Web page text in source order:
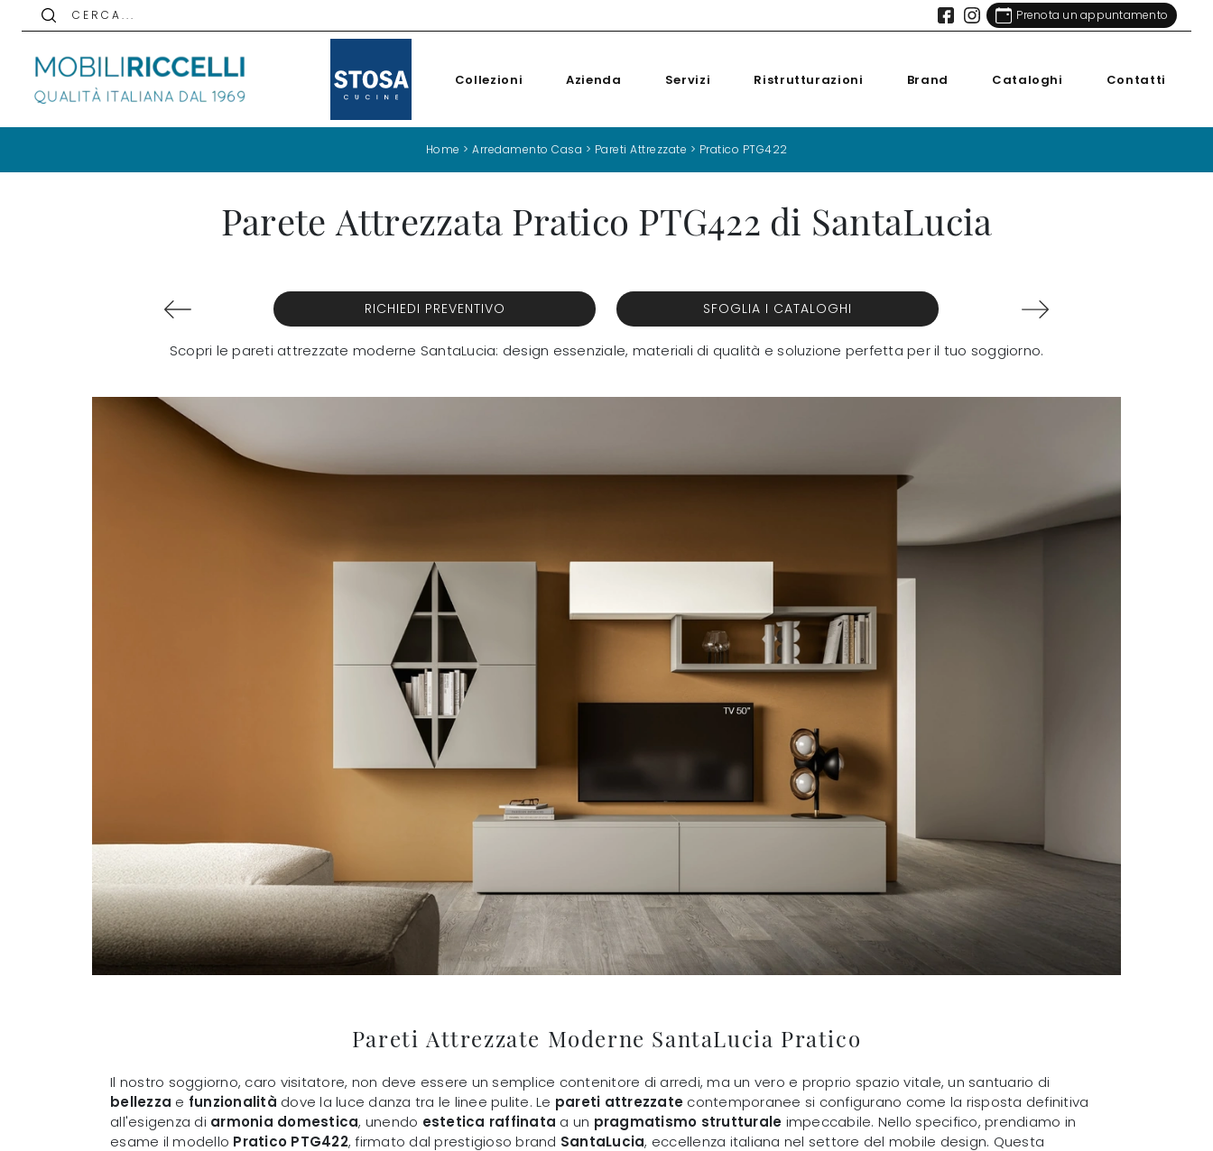
C E R C A . . . Prenota un appuntamento
Collezioni Azienda Servizi Ristrutturazioni Brand Cataloghi Contatti
Home > Arredamento Casa > Pareti Attrezzate > Pratico PTG422
Parete Attrezzata Pratico PTG422 di SantaLucia
RICHIEDI PREVENTIVO SFOGLIA I CATALOGHI
Scopri le pareti attrezzate moderne SantaLucia: design essenziale, materiali di qualità e soluzione perfetta per il tuo soggiorno.
Pareti Attrezzate Moderne SantaLucia Pratico
Il nostro soggiorno, caro visitatore, non deve essere un semplice contenitore di arredi, ma un vero e proprio spazio vitale, un santuario di
bellezza e funzionalità dove la luce danza tra le linee pulite. Le pareti attrezzate contemporanee si configurano come la risposta definitiva
all'esigenza di armonia domestica, unendo estetica raffinata a un pragmatismo strutturale impeccabile. Nello specifico, prendiamo in
esame il modello Pratico PTG422, firmato dal prestigioso brand SantaLucia, eccellenza italiana nel settore del mobile design. Questa